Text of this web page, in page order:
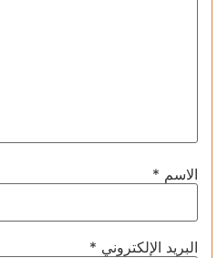
الاسم *
البريد الإلكتروني *